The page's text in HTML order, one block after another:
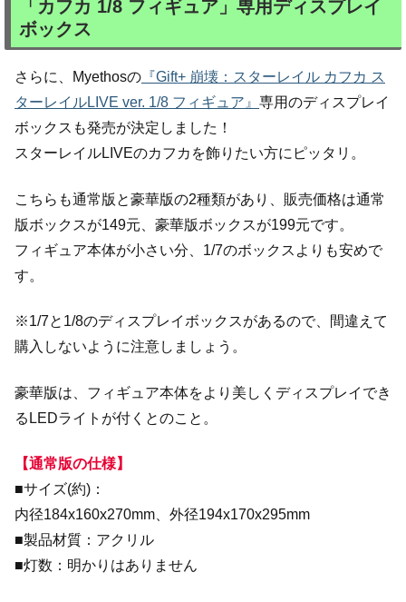
「カフカ 1/8 フィギュア」専用ディスプレイ
ボックス
さらに、Myethosの 『Gift+ 崩壊：スターレイル カフカ ス
ターレイルLIVE ver. 1/8 フィギュア』 専用のディスプレイ
ボックスも発売が決定しました！
スターレイルLIVEのカフカを飾りたい方にピッタリ。
こちらも通常版と豪華版の2種類があり、販売価格は通常
版ボックスが149元、豪華版ボックスが199元です。
フィギュア本体が小さい分、1/7のボックスよりも安めで
す。
※1/7と1/8のディスプレイボックスがあるので、間違えて
購入しないように注意しましょう。
豪華版は、フィギュア本体をより美しくディスプレイでき
るLEDライトが付くとのこと。
【通常版の仕様】
■サイズ(約)：
内径184x160x270mm、外径194x170x295mm
■製品材質：アクリル
■灯数：明かりはありません